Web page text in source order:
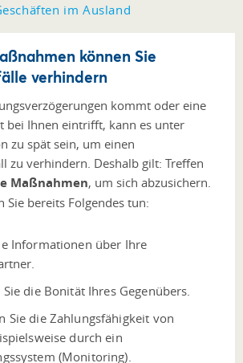
im Ausland
können Sie
verhindern
kommt oder eine
bei Ihnen eintrifft, kann es unter
zu spät sein, um einen
zu verhindern. Deshalb gilt: Treffen
Maßnahmen, um sich abzusichern.
Sie bereits Folgendes tun:
Informationen über Ihre
die Bonität Ihres Gegenübers.
Sie die Zahlungsfähigkeit von
durch ein
(Monitoring).